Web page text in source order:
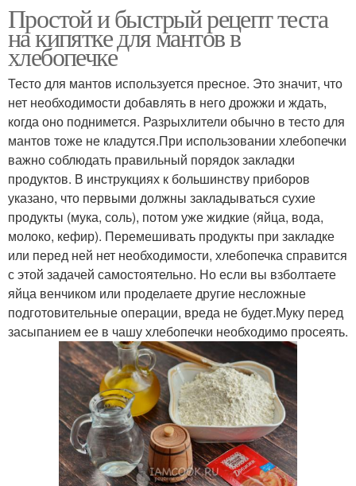
Простой и быстрый рецепт теста
на кипятке для мантов в
хлебопечке
Тесто для мантов используется пресное. Это значит, что
нет необходимости добавлять в него дрожжи и ждать,
когда оно поднимется. Разрыхлители обычно в тесто для
мантов тоже не кладутся.При использовании хлебопечки
важно соблюдать правильный порядок закладки
продуктов. В инструкциях к большинству приборов
указано, что первыми должны закладываться сухие
продукты (мука, соль), потом уже жидкие (яйца, вода,
молоко, кефир). Перемешивать продукты при закладке
или перед ней нет необходимости, хлебопечка справится
с этой задачей самостоятельно. Но если вы взболтаете
яйца венчиком или проделаете другие несложные
подготовительные операции, вреда не будет.Муку перед
засыпанием ее в чашу хлебопечки необходимо просеять.